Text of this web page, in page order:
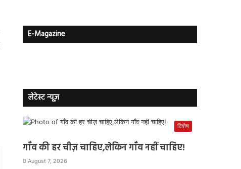
E-Magazine
लेटेस्ट न्यूज़
विशेष
गाँव की हर चीज़ चाहिए,लेकिन गाँव नहीं चाहिए!
August 7, 2026